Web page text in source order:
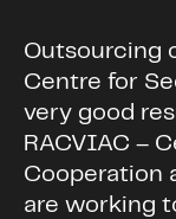
Outsourcing
Centre for
very good
RACVIAC –
Cooperation
are working